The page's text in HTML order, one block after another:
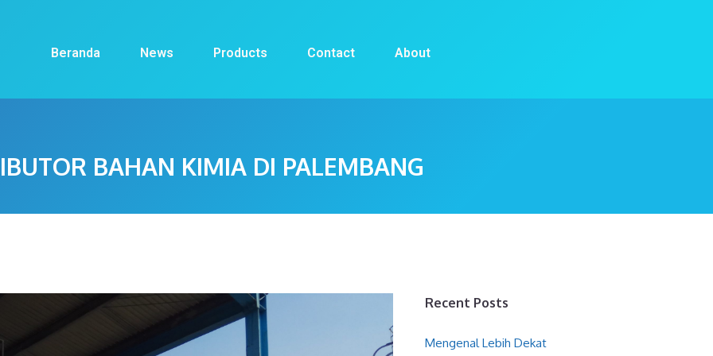
Beranda News Products Contact About
BAHAN KIMIA DI PALEMBANG
Recent Posts
Mengenal Lebih Dekat